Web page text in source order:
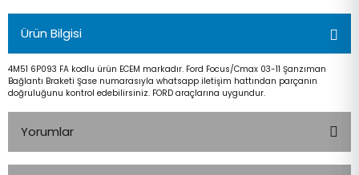
Ürün Bilgisi
4M51 6P093 FA kodlu ürün ECEM markadır. Ford Focus/Cmax 03-11 Şanzıman
Bağlantı Braketi Şase numarasıyla whatsapp iletişim hattından parçanın
doğruluğunu kontrol edebilirsiniz. FORD araçlarına uygundur.
Yorumlar